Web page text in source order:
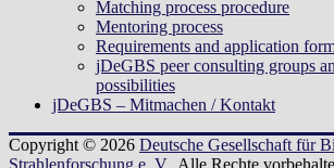
Matching process procedure
Mentoring process
Requirements and application
jDeGBS peer consulting groups
possibilities
jDeGBS – Mitmachen / Kontakt
Copyright © 2026 Deutsche Gesellschaft für
Strahlenforschung e. V.
. Alle Rechte